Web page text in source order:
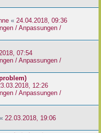
« 24.04.2018, 09:36
/ Anpassungen /
07:54
/ Anpassungen /
12:26
/ Anpassungen /
« 22.03.2018, 19:06